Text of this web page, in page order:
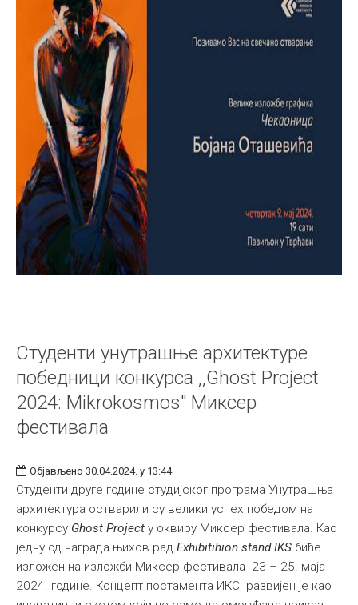
Студенти унутрашње архитектуре
победници конкурса ,,Ghost Project
2024: Mikrokosmos" Миксер
фестивала
Објављено 30.04.2024. у 13:44
Студенти друге године студијског програма Унутрашња
архитектура остварили су велики успех победом на
конкурсу Ghost Project у оквиру Миксер фестивала. Као
једну од награда њихов рад Exhibitihion stand IKS биће
изложен на изложби Миксер фестивала 23 – 25. маја
2024. године. Концепт постамента ИКС развијен је као